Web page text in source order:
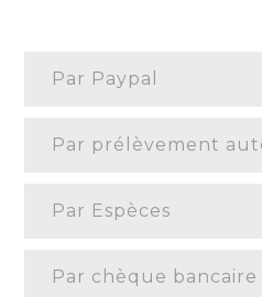
Par Paypal
Par prélèvement
Par Espèces
Par chèque bancaire